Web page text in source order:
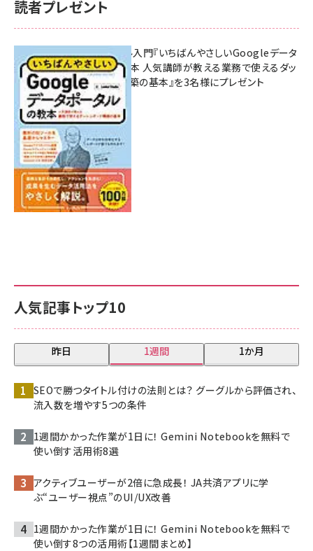
人気記事トップ10
昨日 1週間 1か月
SEOで勝つタイトル付けの法則とは？ グーグルから評価され、
流入数を増やす5つの条件
1週間かかった作業が1日に！ Gemini Notebookを無料で
使い倒す活用術8選
アクティブユーザーが2倍に急成長！ JA共済アプリに学
ぶ“ユーザー視点”のUI/UX改善
1週間かかった作業が1日に！ Gemini Notebookを無料で
使い倒す8つの活用術【1週間まとめ】
読者プレゼント
無料BIツール入門『いちばんやさしいGoogleデータ
ポータルの教本 人気講師が教える業務で使えるダッ
シュボード構築の基本』を3名様にプレゼント
7月31日 10:00